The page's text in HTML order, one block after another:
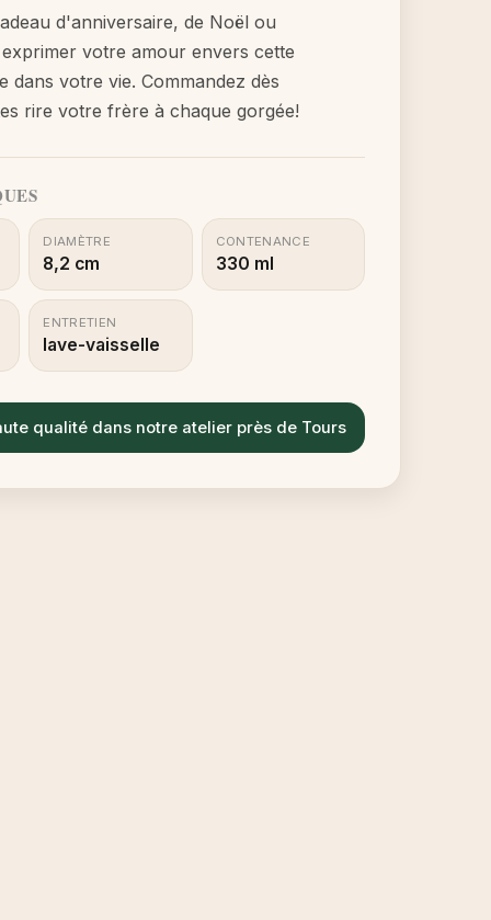
d'anniversaire, de Noël ou
votre amour envers cette
dans votre vie. Commandez dès
rire votre frère à chaque gorgée!
DIAMÈTRE
8,2 cm
CONTENANCE
330 ml
ENTRETIEN
lave-vaisselle
qualité dans notre atelier près de Tours